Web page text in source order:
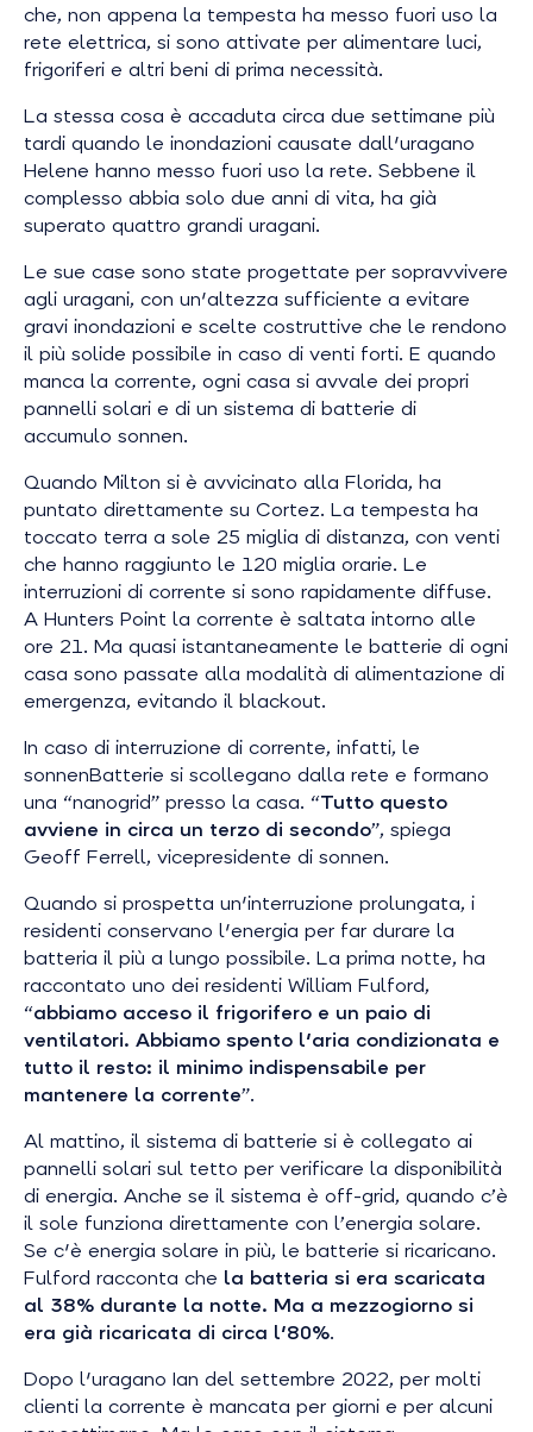
che, non appena la tempesta ha messo fuori uso la
rete elettrica, si sono attivate per alimentare luci,
frigoriferi e altri beni di prima necessità.
La stessa cosa è accaduta circa due settimane più
tardi quando le inondazioni causate dall'uragano
Helene hanno messo fuori uso la rete. Sebbene il
complesso abbia solo due anni di vita, ha già
superato quattro grandi uragani.
Le sue case sono state progettate per sopravvivere
agli uragani, con un'altezza sufficiente a evitare
gravi inondazioni e scelte costruttive che le rendono
il più solide possibile in caso di venti forti. E quando
manca la corrente, ogni casa si avvale dei propri
pannelli solari e di un sistema di batterie di
accumulo sonnen.
Quando Milton si è avvicinato alla Florida, ha
puntato direttamente su Cortez. La tempesta ha
toccato terra a sole 25 miglia di distanza, con venti
che hanno raggiunto le 120 miglia orarie. Le
interruzioni di corrente si sono rapidamente diffuse.
A Hunters Point la corrente è saltata intorno alle
ore 21. Ma quasi istantaneamente le batterie di ogni
casa sono passate alla modalità di alimentazione di
emergenza, evitando il blackout.
In caso di interruzione di corrente, infatti, le
sonnenBatterie si scollegano dalla rete e formano
una “nanogrid” presso la casa. “Tutto questo
avviene in circa un terzo di secondo”, spiega
Geoff Ferrell, vicepresidente di sonnen.
Quando si prospetta un'interruzione prolungata, i
residenti conservano l'energia per far durare la
batteria il più a lungo possibile. La prima notte, ha
raccontato uno dei residenti William Fulford,
“abbiamo acceso il frigorifero e un paio di
ventilatori. Abbiamo spento l'aria condizionata e
tutto il resto: il minimo indispensabile per
mantenere la corrente”.
Al mattino, il sistema di batterie si è collegato ai
pannelli solari sul tetto per verificare la disponibilità
di energia. Anche se il sistema è off-grid, quando c’è
il sole funziona direttamente con l’energia solare.
Se c'è energia solare in più, le batterie si ricaricano.
Fulford racconta che la batteria si era scaricata
al 38% durante la notte. Ma a mezzogiorno si
era già ricaricata di circa l'80%.
Dopo l'uragano Ian del settembre 2022, per molti
clienti la corrente è mancata per giorni e per alcuni